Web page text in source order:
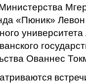
«Пюник»
Ованнес